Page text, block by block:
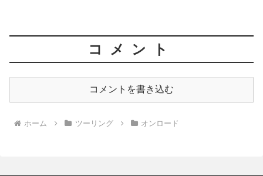
コメント
コメントを書き込む
ホーム ツーリング オンロード